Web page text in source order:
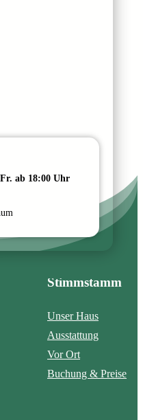
ab 18:00 Uhr
Stimmstamm
Unser Haus
Ausstattung
Vor Ort
Buchung & Preise